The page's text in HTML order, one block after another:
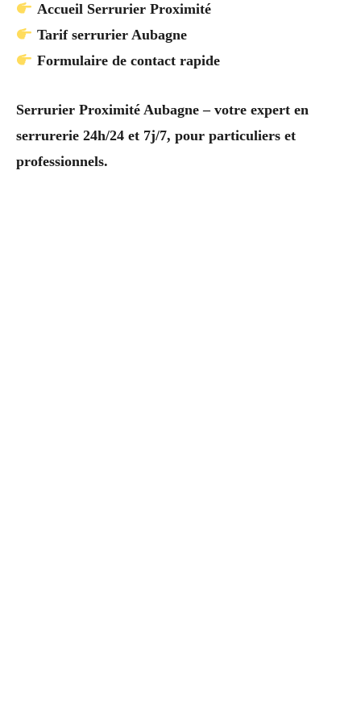
Accueil Serrurier Proximité
Tarif serrurier Aubagne
Formulaire de contact rapide
Serrurier Proximité Aubagne – votre expert en
serrurerie 24h/24 et 7j/7, pour particuliers et
professionnels.